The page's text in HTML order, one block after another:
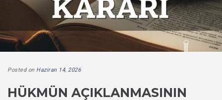
Posted on Haziran 14, 2026
HÜKMÜN AÇIKLANMASININ